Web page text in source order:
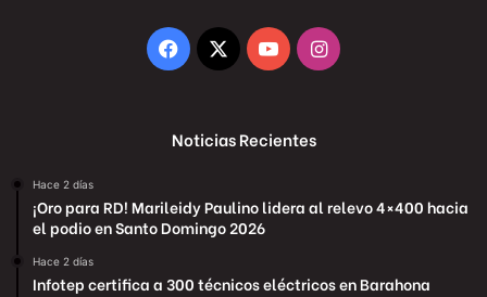
Facebook
X YouTubeInstagram
Noticias Recientes
Hace 2 días
¡Oro para RD! Marileidy Paulino lidera al relevo 4×400 hacia
el podio en Santo Domingo 2026
Hace 2 días
Infotep certifica a 300 técnicos eléctricos en Barahona